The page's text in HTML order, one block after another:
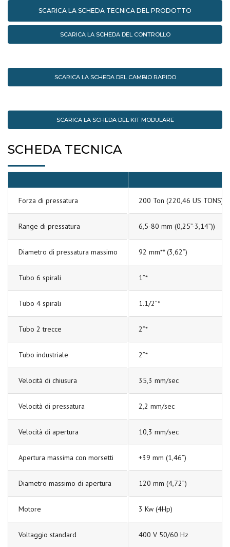
SCARICA LA SCHEDA TECNICA DEL PRODOTTO
SCARICA LA SCHEDA DEL CONTROLLO
SCARICA LA SCHEDA DEL CAMBIO RAPIDO
SCARICA LA SCHEDA DEL KIT MODULARE
SCHEDA TECNICA
Forza di pressatura 200 Ton (220,46 US TONS)
Range di pressatura 6,5-80 mm (0,25”-3,14”))
Diametro di pressatura massimo 92 mm** (3,62”)
Tubo 6 spirali 1”*
Tubo 4 spirali 1.1/2”*
Tubo 2 trecce 2”*
Tubo industriale 2”*
Velocità di chiusura 35,3 mm/sec
Velocità di pressatura 2,2 mm/sec
Velocità di apertura 10,3 mm/sec
Apertura massima con morsetti +39 mm (1,46”)
Diametro massimo di apertura 120 mm (4,72”)
Motore 3 Kw (4Hp)
Voltaggio standard 400 V 50/60 Hz